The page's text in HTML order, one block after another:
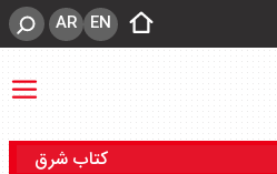
EN
AR
کتاب شرق